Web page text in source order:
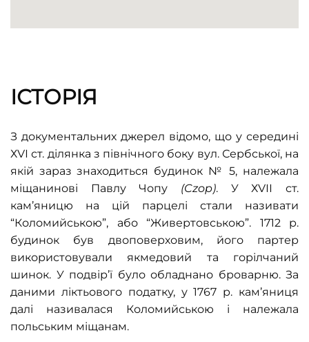
ІСТОРІЯ
З документальних джерел відомо, що у середині
ХVІ ст. ділянка з північного боку вул. Сербської, на
якій зараз знаходиться будинок № 5, належала
міщанинові Павлу Чопу (Czop). У ХVІІ ст.
кам’яницю на цій парцелі стали називати
“Коломийською”, або “Живертовською”. 1712 р.
будинок був двоповерховим, його партер
використовували якмедовий та горілчаний
шинок. У подвір’ї було обладнано броварню. За
даними ліктьового податку, у 1767 р. кам’яниця
далі називалася Коломийською і належала
польським міщанам.